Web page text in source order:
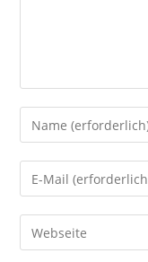
Gib
deinen
Namen
oder
Benutzernamen
zum
Gib
deine
E-
Mail-
Gib
deine